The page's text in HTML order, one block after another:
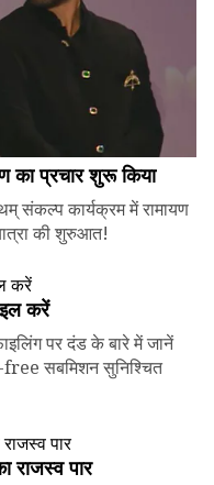
का प्रचार शुरू किया
संकल्प कार्यक्रम में रामायण
की शुरुआत!
करें
पर दंड के बारे में जानें
free सबमिशन सुनिश्चित
राजस्व पार